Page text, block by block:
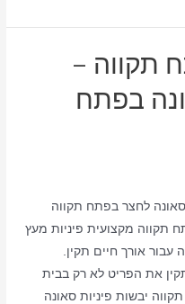
תקווה –
בפתח
לחצר בפתח תקווה
תקווה מקצועית פיניות מעץ
עבור אורך חיים תקין.
את הפריט לא רק בבית
יבשות פיניות סאונה